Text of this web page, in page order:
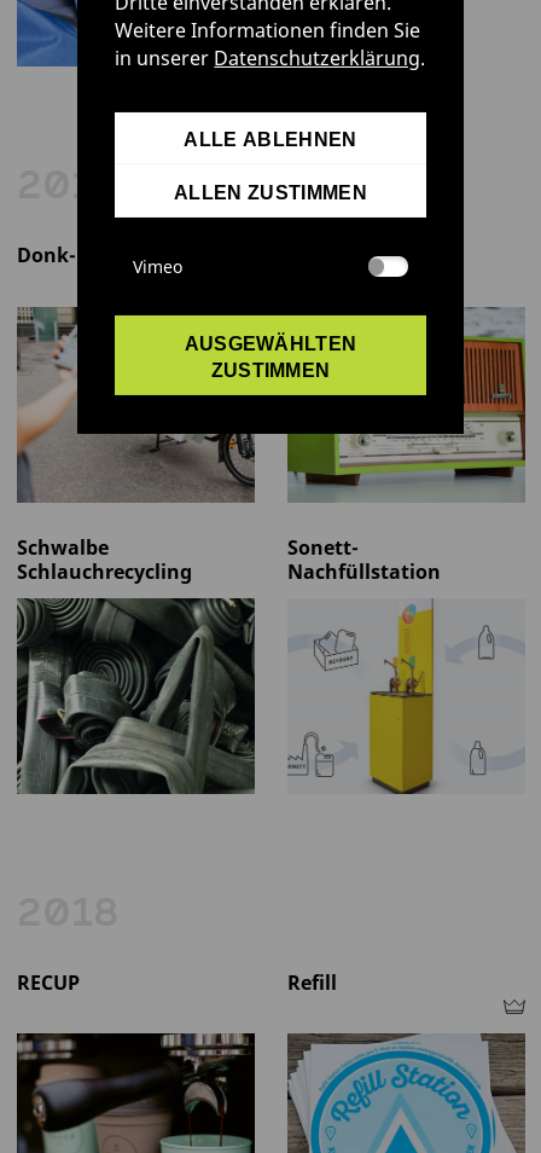
Donk-EE
Original-
Röhrenradio mit
Schwalbe
Schlauchrecycling
Sonett-
Nachfüllstation
RECUP Refill
Weitere Informationen finden Sie
in unserer Datenschutzerklärung.
ALLE ABLEHNEN
ALLEN ZUSTIMMEN
Vimeo
AUSGEWÄHLTEN
ZUSTIMMEN